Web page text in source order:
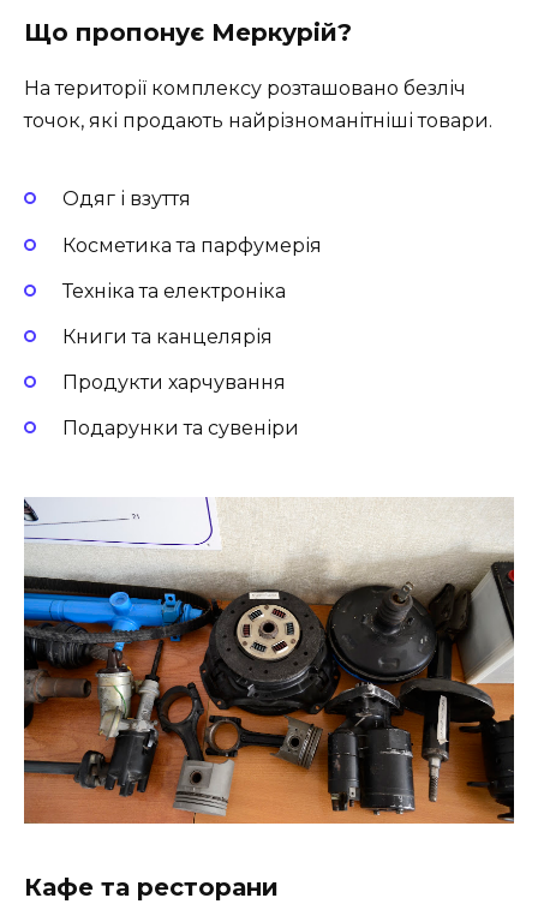
Що пропонує Меркурій?
На території комплексу розташовано безліч
точок, які продають найрізноманітніші товари.
Одяг і взуття
Косметика та парфумерія
Техніка та електроніка
Книги та канцелярія
Продукти харчування
Подарунки та сувеніри
Кафе та ресторани